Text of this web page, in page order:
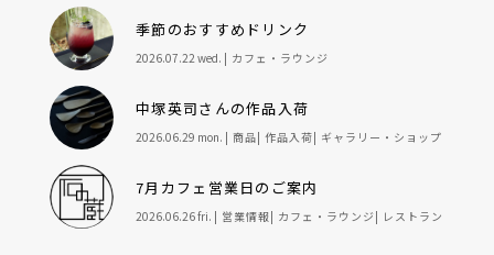
季節のおすすめドリンク
2026.07.22 wed. カフェ・ラウンジ
中塚英司さんの作品入荷
2026.06.29 mon. 商品 作品入荷 ギャラリー・ショップ
7月カフェ営業日のご案内
2026.06.26 fri. 営業情報 カフェ・ラウンジ レストラン